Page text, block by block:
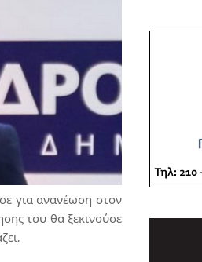
για ανανέωση στον
του θα ξεκινούσε